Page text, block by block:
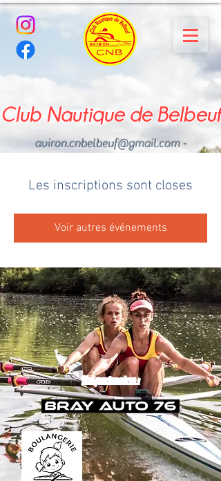
Club Nautique de Belbeuf
aviron.cnbelbeuf@gmail.com-
Les inscriptions sont closes
Voir autres événements
Nos partenaires :